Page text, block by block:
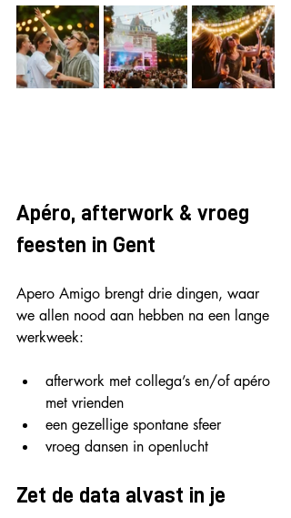
Apéro, afterwork & vroeg
feesten in Gent
Apero Amigo brengt drie dingen, waar
we allen nood aan hebben na een lange
werkweek:
afterwork met collega’s en/of apéro
met vrienden
een gezellige spontane sfeer
vroeg dansen in openlucht
Zet de data alvast in je